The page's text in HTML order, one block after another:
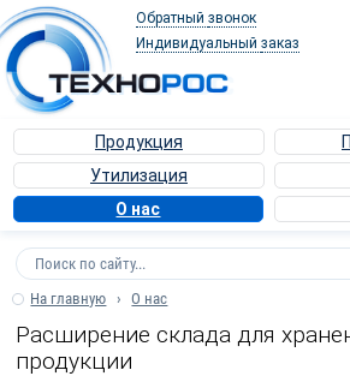
Обратныйзвонок
Индивидуальныйзаказ
Продукция
Утилизация
О нас
На главную О нас
Расширение склада для
продукции